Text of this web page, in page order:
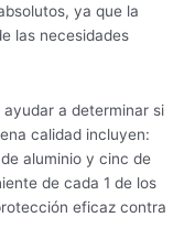
ya que la
las necesidades
a determinar si
calidad incluyen:
aluminio y cinc de
de cada 1 de los
eficaz contra